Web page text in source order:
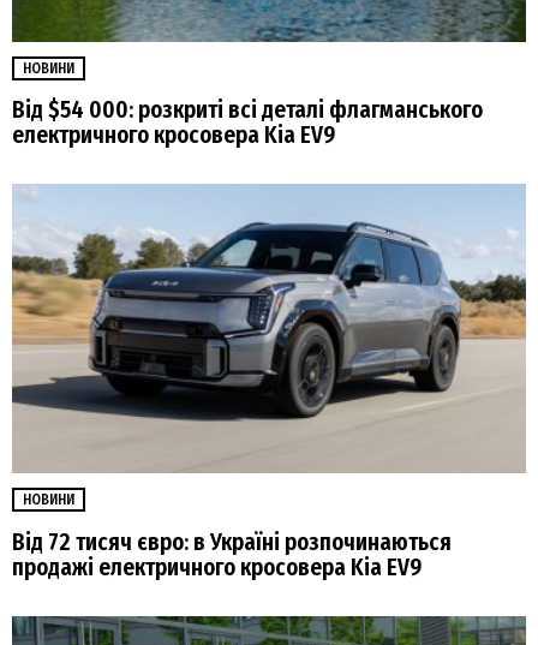
НОВИНИ
Від $54 000: розкриті всі деталі флагманського
електричного кросовера Kia EV9
НОВИНИ
Від 72 тисяч євро: в Україні розпочинаються
продажі електричного кросовера Kia EV9